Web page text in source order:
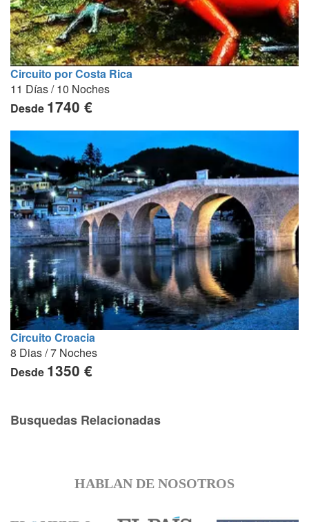
Circuito por Costa Rica
11 Días / 10 Noches
Desde 1740 €
Circuito Croacia
8 Dias / 7 Noches
Desde 1350 €
Busquedas Relacionadas
HABLAN DE NOSOTROS